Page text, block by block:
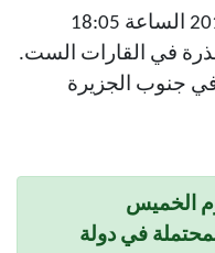
يولد الهلال يوم الثلاثاء 2019/11/26 الساعة 18:05
في القارات الست.
في جنوب الجزيرة
الخميس
المحتملة في دولة